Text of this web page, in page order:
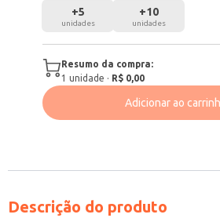
+5
unidades
+10
unidades
Resumo da compra:
1 unidade · R$ 0,00
Adicionar ao
Descrição do produto